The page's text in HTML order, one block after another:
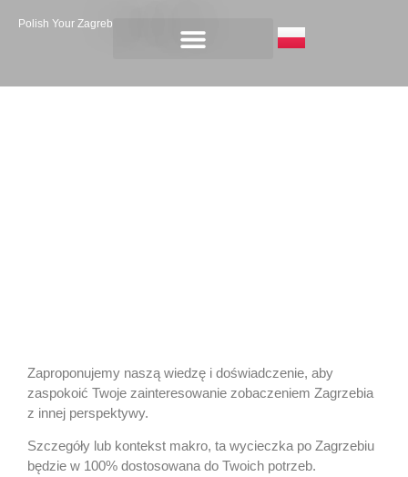
Polish Your Zagreb
Tailored Fulir
Zaproponujemy naszą wiedzę i doświadczenie, aby
zaspokoić Twoje zainteresowanie zobaczeniem Zagrzebia
z innej perspektywy.
Szczegóły lub kontekst makro, ta wycieczka po Zagrzebiu
będzie w 100% dostosowana do Twoich potrzeb.